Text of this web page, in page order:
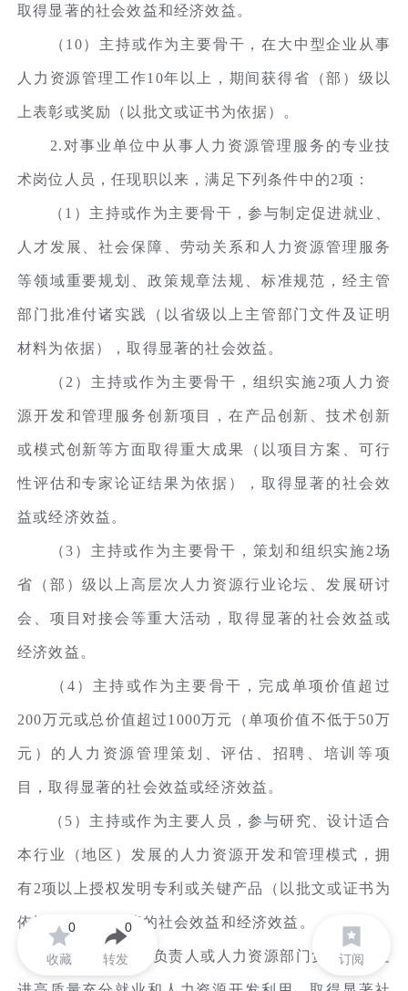
取得显著的社会效益和经济效益。
（10）主持或作为主要骨干，在大中型企业从事
人力资源管理工作10年以上，期间获得省（部）级以
上表彰或奖励（以批文或证书为依据）。
2.对事业单位中从事人力资源管理服务的专业技
术岗位人员，任现职以来，满足下列条件中的2项：
（1）主持或作为主要骨干，参与制定促进就业、
人才发展、社会保障、劳动关系和人力资源管理服务
等领域重要规划、政策规章法规、标准规范，经主管
部门批准付诸实践（以省级以上主管部门文件及证明
材料为依据），取得显著的社会效益。
（2）主持或作为主要骨干，组织实施2项人力资
源开发和管理服务创新项目，在产品创新、技术创新
或模式创新等方面取得重大成果（以项目方案、可行
性评估和专家论证结果为依据），取得显著的社会效
益或经济效益。
（3）主持或作为主要骨干，策划和组织实施2场
省（部）级以上高层次人力资源行业论坛、发展研讨
会、项目对接会等重大活动，取得显著的社会效益或
经济效益。
（4）主持或作为主要骨干，完成单项价值超过
200万元或总价值超过1000万元（单项价值不低于50万
元）的人力资源管理策划、评估、招聘、培训等项
目，取得显著的社会效益或经济效益。
（5）主持或作为主要人员，参与研究、设计适合
本行业（地区）发展的人力资源开发和管理模式，拥
有2项以上授权发明专利或关键产品（以批文或证书为
依据），取得显著的社会效益和经济效益。
（6）作为单位负责人或人力资源部门负责人，促
收藏
0
转发
0
订阅